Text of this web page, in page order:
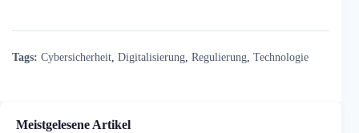
Tags: Cybersicherheit Digitalisierung Regulierung Technologie
Meistgelesene Artikel